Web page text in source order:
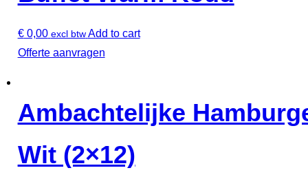
€0,00 excl btw Add to cart
Offerte aanvragen
Ambachtelijke
Wit (2×12)